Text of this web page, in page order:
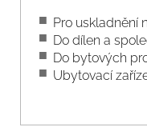
Pro uskladnění
Do dílen a
Do bytových
Ubytovací